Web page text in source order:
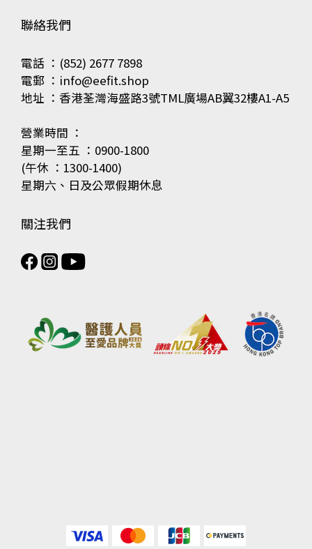
聯絡我們
電話 ：(852) 2677 7898
電郵 ：info@eefit.shop
地址 ：香港荃灣海盛路3號TML廣場AB翼32樓A1-A5
營業時間 ：
星期一至五 ：0900-1800
(午休 ：1300-1400)
星期六、日及公眾假期休息
關注我們